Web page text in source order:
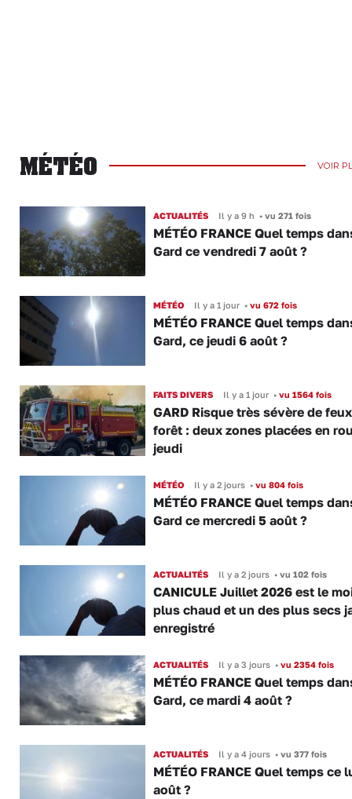
MÉTÉO VOIR
ACTUALITÉS Il y a 9 h •vu 271 fois
MÉTÉO FRANCE Quel temps
Gard ce vendredi 7 août ?
MÉTÉO Il y a 1 jour •vu 672 fois
MÉTÉO FRANCE Quel temps
Gard, ce jeudi 6 août ?
FAITS DIVERS Il y a 1 jour •vu 1564 fois
GARD Risque très sévère de
forêt : deux zones placées en
jeudi
MÉTÉO Il y a 2 jours •vu 804 fois
MÉTÉO FRANCE Quel temps
Gard ce mercredi 5 août ?
ACTUALITÉS Il y a 2 jours •vu 102 fois
CANICULE Juillet 2026 est le
plus chaud et un des plus secs
enregistré
ACTUALITÉS Il y a 3 jours •vu 2354 fois
MÉTÉO FRANCE Quel temps
Gard, ce mardi 4 août ?
ACTUALITÉS Il y a 4 jours •vu 377 fois
MÉTÉO FRANCE Quel temps ce
août ?